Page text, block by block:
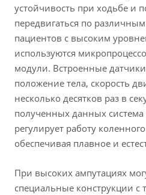
устойчивость при ходьбе и
передвигаться по
пациентов с высоким
используются
модули. Встроенные
положение тела, скорость
несколько десятков раз в
полученных данных система
регулирует работу
обеспечивая плавное и
При высоких ампутациях
специальные конструкции с